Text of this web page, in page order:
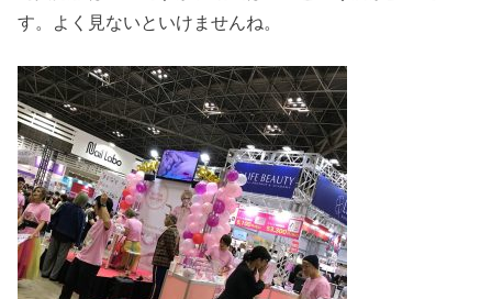
す。よく見ないといけませんね。